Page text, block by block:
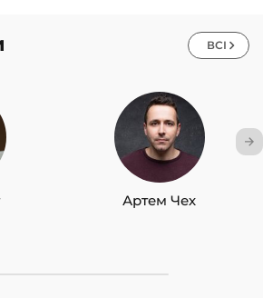
ВСІ
Артем Чех